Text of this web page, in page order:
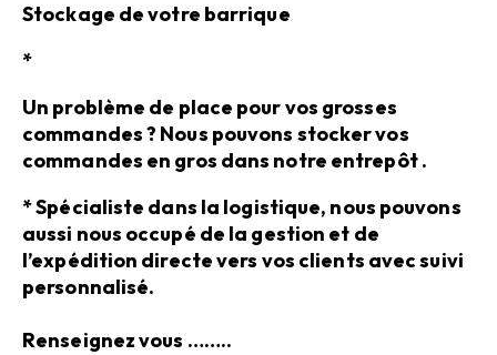
Stockage de votre barrique
*
Un problème de place pour vos grosses
commandes ? Nous pouvons stocker vos
commandes en gros dans notre entrepôt .
* Spécialiste dans la logistique, nous pouvons
aussi nous occupé de la gestion et de
l’expédition directe vers vos clients avec suivi
personnalisé.
Renseignez vous ……..